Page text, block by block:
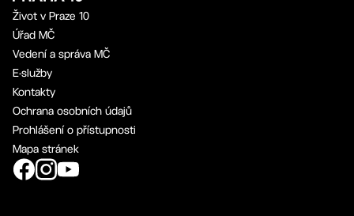
Život v Praze 10
Úřad MČ
Vedení a správa MČ
E-služby
Kontakty
Ochrana osobních údajů
Prohlášení o přístupnosti
Mapa stránek